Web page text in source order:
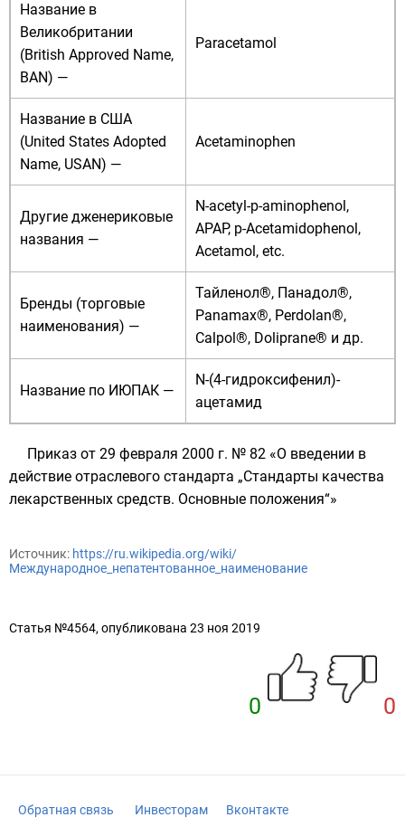
Название в
Великобритании
(British Approved Name,
BAN) —
Paracetamol
Название в США
(United States Adopted
Name, USAN) —
Acetaminophen
Другие дженериковые
названия —
N-acetyl-p-aminophenol,
APAP, p-Acetamidophenol,
Acetamol, etc.
Бренды (торговые
наименования) —
Тайленол®, Панадол®,
Panamax®, Perdolan®,
Calpol®, Doliprane® и др.
Название по ИЮПАК —
N-(4-гидроксифенил)-
ацетамид
Приказ от 29 февраля 2000 г. № 82 «О введении в
действие отраслевого стандарта „Стандарты качества
лекарственных средств. Основные положения“»
Источник: https://ru.wikipedia.org/wiki/
Международное_непатентованное_наименование
Статья №4564, опубликована 23 ноя 2019
0 0
Обратная связь Инвесторам
Вконтакте